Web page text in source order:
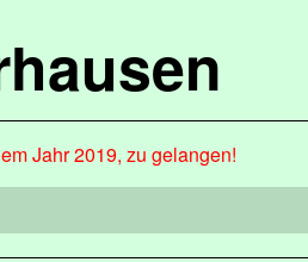
Jahr 2019, zu gelangen!